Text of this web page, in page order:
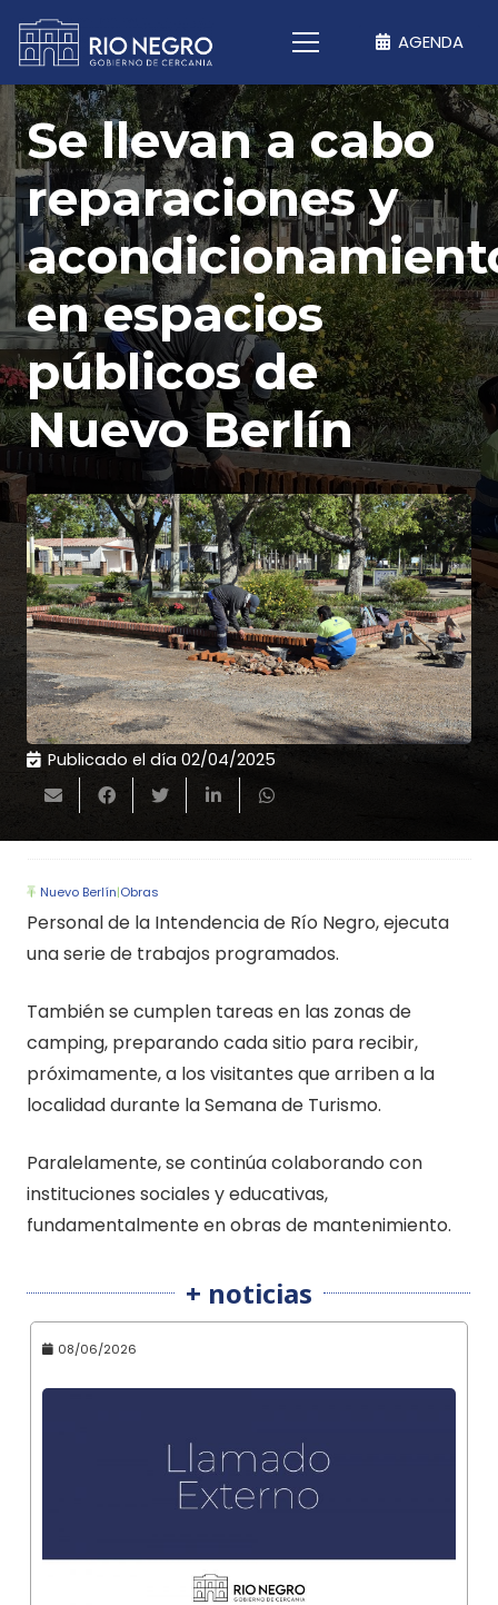
AGENDA
Se llevan a cabo
reparaciones y
en espacios
públicos de
Nuevo Berlín
Publicado el día 02/04/2025
Nuevo Berlín|Obras
Personal de la Intendencia de Río Negro, ejecuta
una serie de trabajos programados.
También se cumplen tareas en las zonas de
camping, preparando cada sitio para recibir,
próximamente, a los visitantes que arriben a la
localidad durante la Semana de Turismo.
Paralelamente, se continúa colaborando con
instituciones sociales y educativas,
fundamentalmente en obras de mantenimiento.
+ noticias
08/06/2026